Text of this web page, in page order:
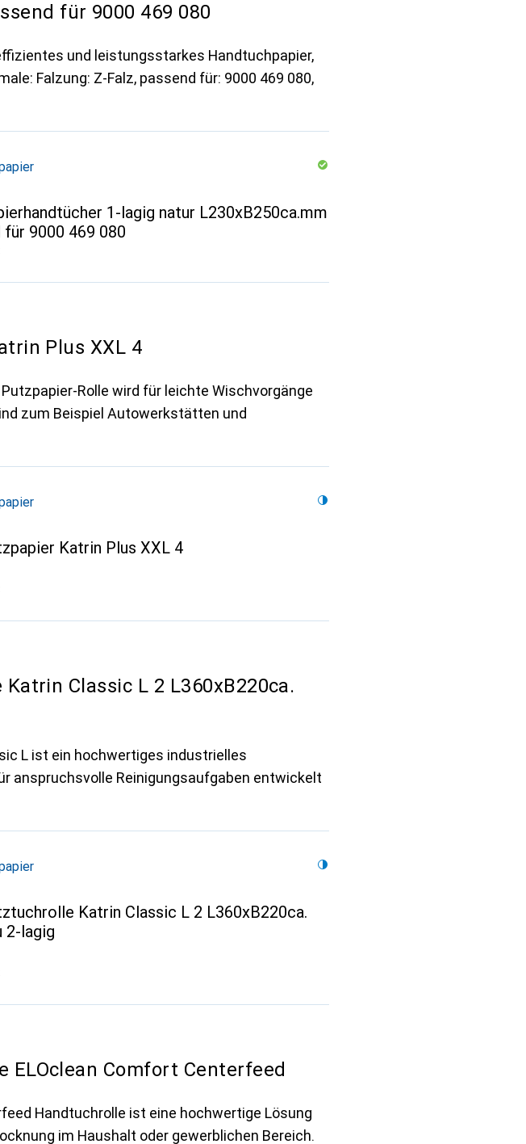
für 9000 469 080
und leistungsstarkes Handtuchpapier,
Falzung: Z-Falz, passend für: 9000 469 080,
1-lagig natur L230xB250ca.mm
für 9000 469 080
Plus XXL 4
Rolle wird für leichte Wischvorgänge
zum Beispiel Autowerkstätten und
Katrin Plus XXL 4
Classic L 2 L360xB220ca.
L ist ein hochwertiges industrielles
anspruchsvolle Reinigungsaufgaben entwickelt
Katrin Classic L 2 L360xB220ca.
2-lagig
ELOclean Comfort Centerfeed
Handtuchrolle ist eine hochwertige Lösung
im Haushalt oder gewerblichen Bereich.